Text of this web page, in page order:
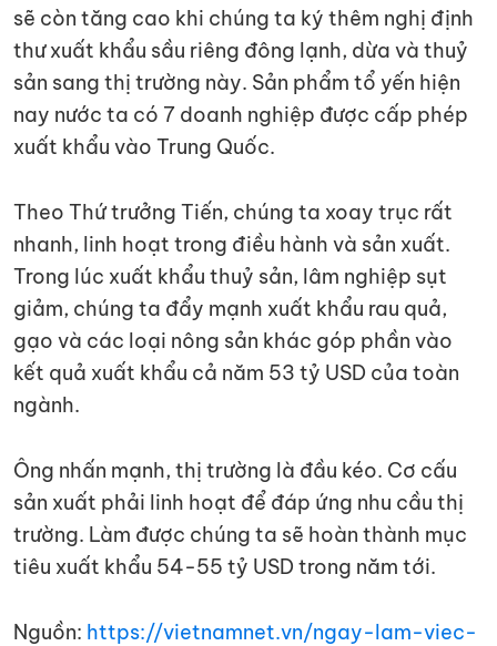
sẽ còn tăng cao khi chúng ta ký thêm nghị định
thư xuất khẩu sầu riêng đông lạnh, dừa và thuỷ
sản sang thị trường này. Sản phẩm tổ yến hiện
nay nước ta có 7 doanh nghiệp được cấp phép
xuất khẩu vào Trung Quốc.
Theo Thứ trưởng Tiến, chúng ta xoay trục rất
nhanh, linh hoạt trong điều hành và sản xuất.
Trong lúc xuất khẩu thuỷ sản, lâm nghiệp sụt
giảm, chúng ta đẩy mạnh xuất khẩu rau quả,
gạo và các loại nông sản khác góp phần vào
kết quả xuất khẩu cả năm 53 tỷ USD của toàn
ngành.
Ông nhấn mạnh, thị trường là đầu kéo. Cơ cấu
sản xuất phải linh hoạt để đáp ứng nhu cầu thị
trường. Làm được chúng ta sẽ hoàn thành mục
tiêu xuất khẩu 54-55 tỷ USD trong năm tới.
Nguồn: https://vietnamnet.vn/ngay-lam-viec-